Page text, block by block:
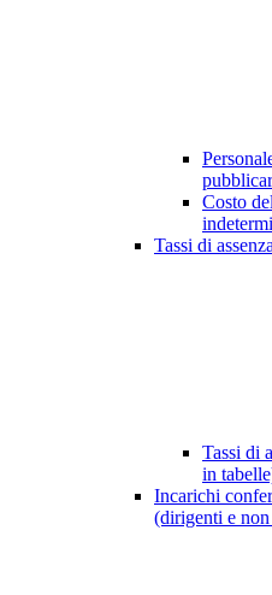
Costo
Tassi di assenza
Tassi di
in
Incarichi
(dirigenti e